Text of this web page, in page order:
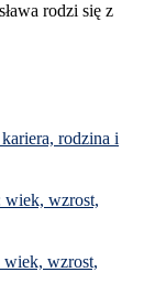
rodzi się z
rodzina i
wiek, wzrost,
wzrost,